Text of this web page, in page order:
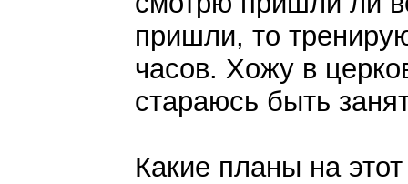
пришли, то
часов. Хожу в
стараюсь быть
Какие планы на этот